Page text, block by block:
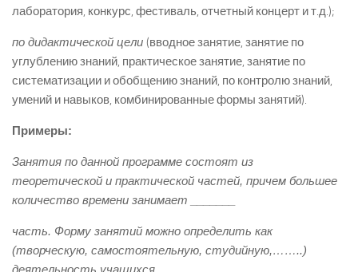
лаборатория, конкурс, фестиваль, отчетный концерт и т.д.);
по дидактической цели (вводное занятие, занятие по
углублению знаний, практическое занятие, занятие по
систематизации и обобщению знаний, по контролю знаний,
умений и навыков, комбинированные формы занятий).
Примеры:
Занятия по данной программе состоят из
теоретической и практической частей, причем большее
количество времени занимает _______
часть. Форму занятий можно определить как
(творческую, самостоятельную, студийную,……..)
деятельность учащихся.